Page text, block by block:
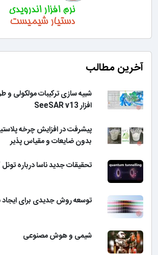
آخرین مطالب
شبیه سازی ترکیبات مولکولی و
افزار SeeSAR v13
پیشرفت در افزایش چرخه
بدون ضایعات و مقیاس پذیر
تحقیقات جدید ناسا درباره
توسعه روش جدیدی برای ایجاد
شیمی و هوش مصنوعی